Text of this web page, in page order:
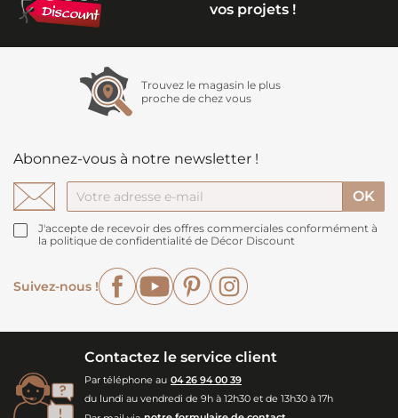
vos projets !
Trouvez le magasin le plus
proche de chez vous
Abonnez-vous à notre newsletter !
J'accepte de recevoir des offres commerciales conformément à
la politique de confidentialité de Décor Discount
Suivez-nous !
FacebookYouTubePinterest
Contactez le service client
Par téléphone au 04 26 94 00 39
du lundi au vendredi de 9h à 12h30 et de 13h30 à 17h